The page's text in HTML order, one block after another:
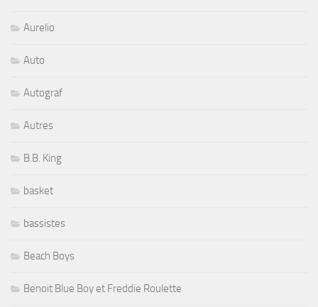
Aurelio
Auto
Autograf
Autres
B.B. King
basket
bassistes
Beach Boys
Benoit Blue Boy et Freddie Roulette